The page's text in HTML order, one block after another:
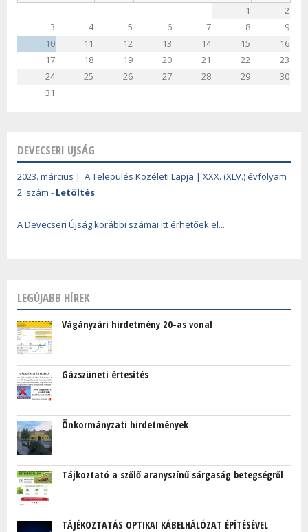
1
2
3
4 5 6 7 8
9
10
11 12 13 14 15
16
17
18 19 20 21 22
23
24
25 26 27 28 29
30
31
DEVECSERI UJSÁG
2023. március | A Település Közéleti Lapja | XXX. (XLV.) évfolyam
2. szám - Letöltés
A Devecseri Újság korábbi számai itt érhetőek el...
LEGÚJABB HÍREK
Vágányzári hirdetmény 20-as vonal
Gázszüneti értesítés
Önkormányzati hirdetmények
Tájkoztató a szőlő aranyszínű sárgaság betegségről
TÁJÉKOZTATÁS OPTIKAI KÁBELHÁLÓZAT ÉPÍTÉSÉVEL